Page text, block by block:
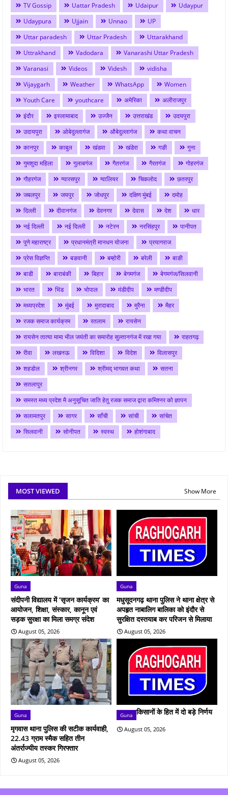
TV Gossip
Uattar Pradesh Udaipur
Udaypur
Udaypura
Ujjain Unnao
UP
Uttar paradesh
Uttar Pradesh
Uttarakhand
Uttrakhand
Vadodara
Vanarashi Uttar Pradesh
Varanasi
Videos Videsh
vidisha
Vijaygarh
Weather WhatsApp
Women
Youth Care
youthcare अमेरिका
अलीराजपुर
इंदौर
इस्लामाबाद उज्जैन उत्तराखंड
उदयपुरा
उदायपुरा
ओबेदुल्लागंज औबेदुल्लागंज
कथा वाचन
कानपुर
काबुल खंडवा खंडेरा गङी
गुना
गुमशुदा महिला
गुलाबगंज गैतरगंज गैरतगंज
गोहरगंज
गौहरगंज
ग्यारसपुर ग्वालियर चिकलोद
छतरपुर
जबलपुर
जयपुर जोधपुर दक्षिण मुंबई
दमोह
दिल्ली
दीवानगंज देवनगर देवास देश
धार
नई दिल्ली
नई दिल्ली नटेरन नरसिंहपुर
पानीपत
पुणे महाराष्ट्र
प्रधानमंत्री मानधन योजना
प्रयागराज
प्रेस विज्ञप्ति
बङवानी बम्होरी बरेली
बाङी
बाडी
बाराबंकी बिहार बेगमगंज
बेगमगंज/सिलवानी
भारत
भिंड भोपाल मंडीदीप
मण्डीदीप
मध्यप्रदेश
मुंबई मुरादाबाद मुरैना
मैहर
रजक समाज कार्यक्रम
रतलाम
रायसेन
रायसेन तात्या मामा भील जयंती का समारोह सुल्तानगंज में रखा गया
राहतगढ़
रीवा
लखनऊ विदिशा विदेश
विलासपुर
शहडोल
श्रीनगर श्रीमद् भागवत कथा
सतना
सतलापुर
समस्त मध्य प्रदेश मै अनुसूचित जाति हेतु रजक समाज द्वारा कमिश्नर को ज्ञापन
सलामतपुर
सागर साँची सांची
सांचेत
सिलवानी
सोनीपत स्वस्थ होशंगाबाद
MOST VIEWED Show More
Guna
संदीपनी विद्यालय में ‘सृजन कार्यक्रम’ का
आयोजन, शिक्षा, संस्कार, कानून एवं
सड़क सुरक्षा का मिला समग्र संदेश
August 05, 2026
Guna
मधुसूदनगढ़ थाना पुलिस ने थाना क्षेत्र से
अपहृत नाबालिग बालिका को इंदौर से
सुरक्षित दस्तयाब कर परिजन से मिलाया
August 05, 2026
Guna
मृगवास थाना पुलिस की सटीक कार्यवाही,
22.43 ग्राम स्मैक सहित तीन
अंतर्राज्यीय तस्कर गिरफ्तार
August 05, 2026
Guna किसानों के हित में दो बड़े निर्णय
August 05, 2026